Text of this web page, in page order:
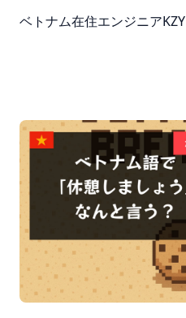
ベトナム在住エンジニアKZY